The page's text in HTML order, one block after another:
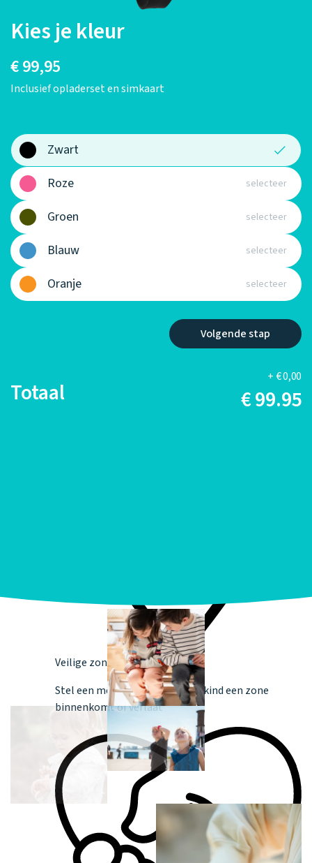
Bekijk eenvoudig de actuele GPS locatie van je kind
op ieder moment
Veilige zones
Stel een melding in wanneer je kind een zone
binnenkomt of verlaat
Kies je kleur
€ 99,95
Inclusief opladerset en simkaart
Zwart
Roze
Groen
Blauw
Oranje
Volgende stap
Totaal
+ € 0,00
€ 99.95